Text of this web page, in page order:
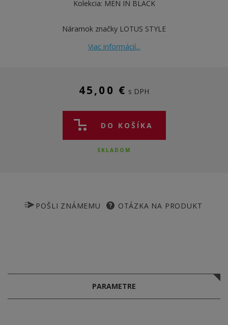
Kolekcia: MEN IN BLACK
Náramok značky LOTUS STYLE
Viac informácií...
45,00 € s DPH
DO KOŠÍKA
SKLADOM
POŠLI ZNÁMEMU OTÁZKA NA PRODUKT
PARAMETRE